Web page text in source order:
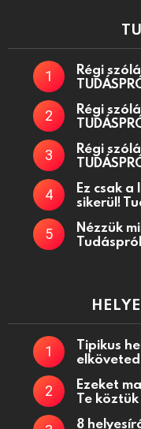
Régi
Régi
Régi
Ez csak
sikerül!
Nézzük
Tipikus
Ezeket
Te
8